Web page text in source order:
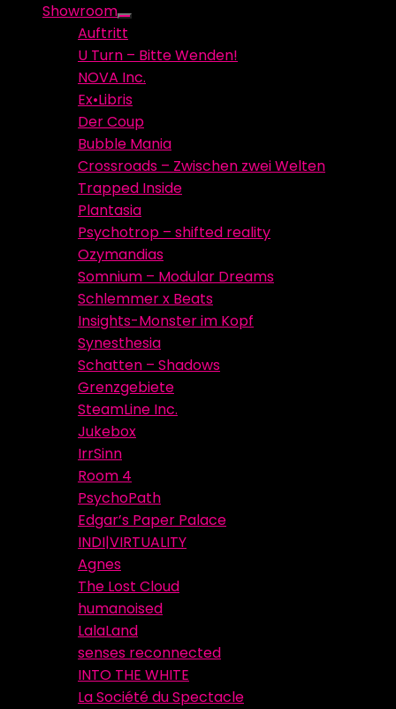
Showroom
Show
sub
menu
Auftritt
U Turn – Bitte Wenden!
NOVA Inc.
Ex•Libris
Der Coup
Bubble Mania
Crossroads – Zwischen zwei Welten
Trapped Inside
Plantasia
Psychotrop – shifted reality
Ozymandias
Somnium – Modular Dreams
Schlemmer x Beats
Insights-Monster im Kopf
Synesthesia
Schatten – Shadows
Grenzgebiete
SteamLine Inc.
Jukebox
IrrSinn
Room 4
PsychoPath
Edgar’s Paper Palace
INDI|VIRTUALITY
Agnes
The Lost Cloud
humanoised
LalaLand
senses reconnected
INTO THE WHITE
La Société du Spectacle